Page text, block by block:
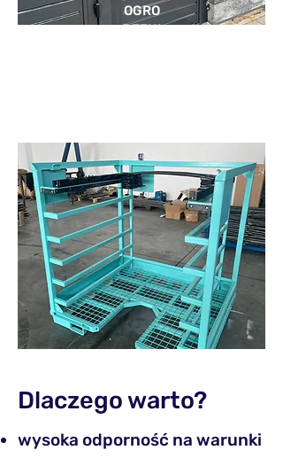
OGRO
DZENI
Dlaczego warto?
wysoka odporność na warunki